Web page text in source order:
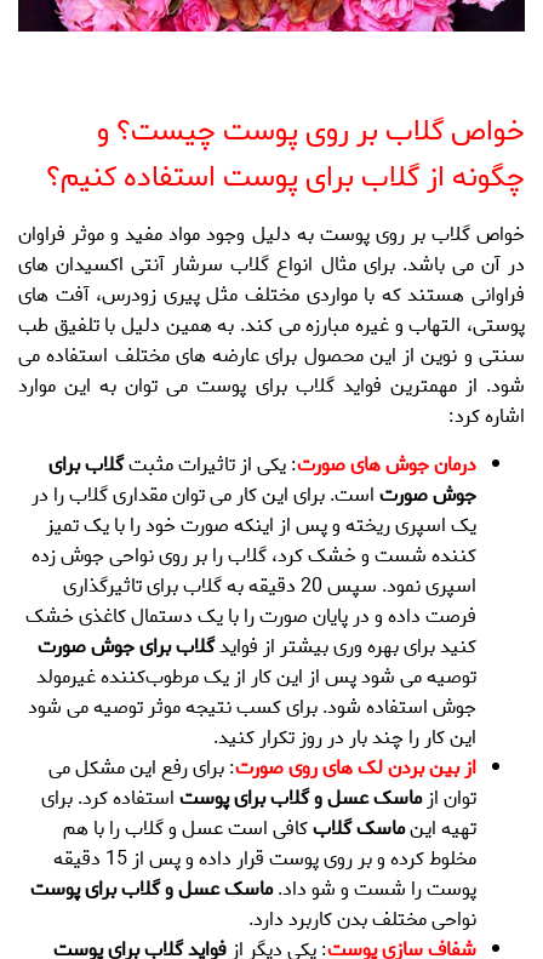
خواص گلاب بر روی پوست چیست؟ و
چگونه از گلاب برای پوست استفاده کنیم؟
خواص گلاببر روی پوست به دلیل وجود مواد مفید و موثر فراوان
در آن می باشد. برای مثال انواع گلاب سرشار آنتی اکسیدان های
فراوانی هستند که با مواردی مختلف مثل پیری زودرس، آفت های
پوستی، التهاب و غیره مبارزه می کند. به همین دلیل با تلفیق طب
سنتی و نوین از این محصول برای عارضه های مختلف استفاده می
شود. از مهمترین فواید گلاب برای پوست می توان به این موارد
اشاره کرد:
درمان جوش های صورت: یکی از تاثیرات مثبتگلاب برای
جوش صورتاست. برای این کار می توان مقداری گلاب را در
یک اسپری ریخته و پس از اینکه صورت خود را با یک تمیز
کننده شست و خشک کرد، گلاب را بر روی نواحی جوش زده
اسپری نمود. سپس 20 دقیقه به گلاب برای تاثیرگذاری
فرصت داده و در پایان صورت را با یک دستمال کاغذی خشک
کنید برای بهره وری بیشتر از فوایدگلاب برای جوش صورت
توصیه می شود پس از این کار از یک مرطوب‌کننده غیرمولد
جوش استفاده شود. برای کسب نتیجه موثر توصیه می شود
این کار را چند بار در روز تکرار کنید.
از بین بردن لک های روی صورت: برای رفع این مشکل می
توان ازماسک عسل و گلاب برای پوستاستفاده کرد. برای
تهیه اینماسک گلابکافی است عسل و گلاب را با هم
مخلوط کرده و بر روی پوست قرار داده و پس از 15 دقیقه
پوست را شست و شو داد.ماسک عسل و گلاب برای پوست
نواحی مختلف بدن کاربرد دارد.
شفاف سازی پوست: یکی دیگر از فواید گلاب برای پوست